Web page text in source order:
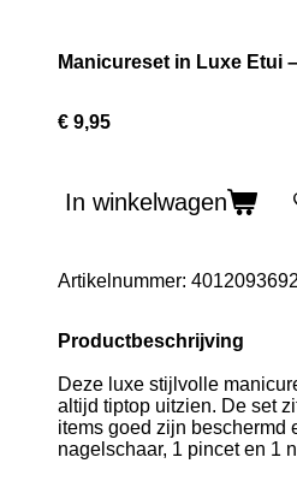
Manicureset in Luxe Etui
€ 9,95
In winkelwagen
Artikelnummer:
Productbeschrijving
Deze luxe stijlvolle
altijd tiptop uitzien. De set
items goed zijn beschermd
nagelschaar, 1 pincet en 1